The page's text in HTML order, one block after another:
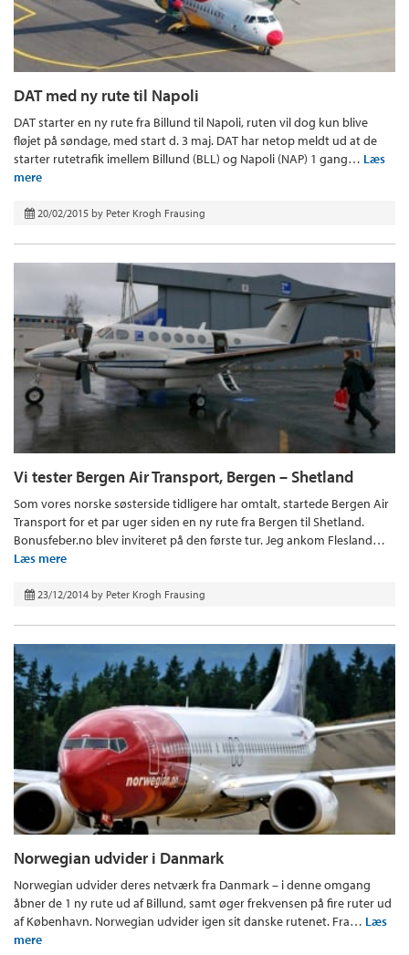
DAT med ny rute til Napoli
DAT starter en ny rute fra Billund til Napoli, ruten vil dog kun blive
fløjet på søndage, med start d. 3 maj. DAT har netop meldt ud at de
starter rutetrafik imellem Billund (BLL) og Napoli (NAP) 1 gang… Læs
mere
20/02/2015 by Peter Krogh Frausing
Vi tester Bergen Air Transport, Bergen – Shetland
Som vores norske søsterside tidligere har omtalt, startede Bergen Air
Transport for et par uger siden en ny rute fra Bergen til Shetland.
Bonusfeber.no blev inviteret på den første tur. Jeg ankom Flesland…
Læs mere
23/12/2014 by Peter Krogh Frausing
Norwegian udvider i Danmark
Norwegian udvider deres netværk fra Danmark – i denne omgang
åbner de 1 ny rute ud af Billund, samt øger frekvensen på fire ruter ud
af København. Norwegian udvider igen sit danske rutenet. Fra… Læs
mere